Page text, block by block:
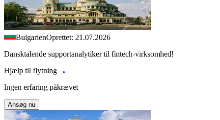
BulgarienOprettet: 21.07.2026
Dansktalende supportanalytiker til fintech-virksomhed!
Hjælp til flytning
Ingen erfaring påkrævet
Ansøg nu